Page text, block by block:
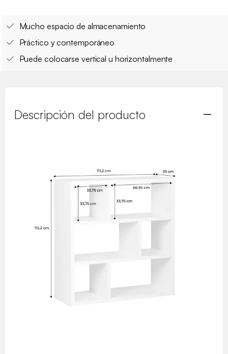
Mucho espacio de almacenamiento
Práctico y contemporáneo
Puede colocarse vertical u horizontalmente
Descripción del producto